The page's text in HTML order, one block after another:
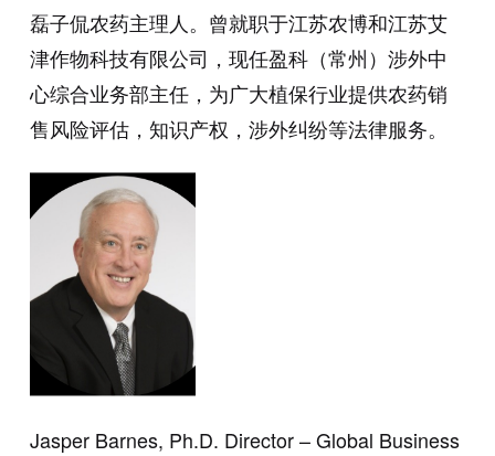
磊子侃农药主理人。曾就职于江苏农博和江苏艾
津作物科技有限公司，现任盈科（常州）涉外中
心综合业务部主任，为广大植保行业提供农药销
售风险评估，知识产权，涉外纠纷等法律服务。
Jasper Barnes, Ph.D. Director – Global Business